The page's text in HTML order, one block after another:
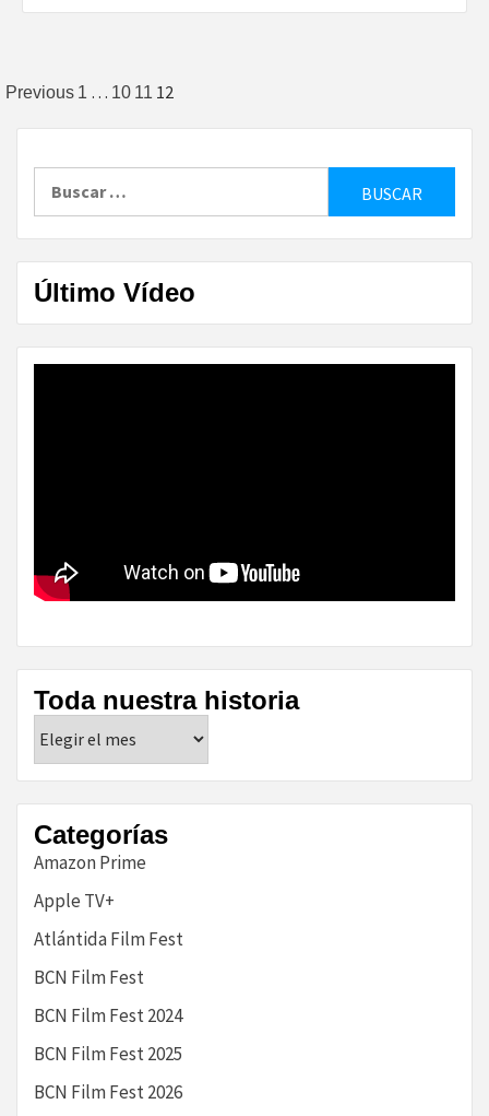
Paginación
de
entradas
Previous 1 … 10 11 12
Último Vídeo
Toda nuestra historia
nuestra
historia
Categorías
Amazon Prime
Apple TV+
Atlántida Film Fest
BCN Film Fest
BCN Film Fest 2024
BCN Film Fest 2025
BCN Film Fest 2026